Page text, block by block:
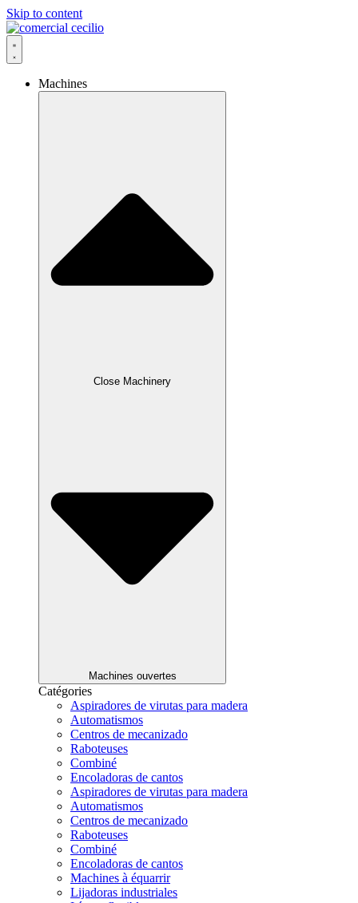
Skip to content
Machines
Close Machinery
Machines ouvertes
Catégories
Aspiradores de virutas para madera
Automatismos
Centros de mecanizado
Raboteuses
Combiné
Encoladoras de cantos
Aspiradores de virutas para madera
Automatismos
Centros de mecanizado
Raboteuses
Combiné
Encoladoras de cantos
Machines à équarrir
Lijadoras industriales